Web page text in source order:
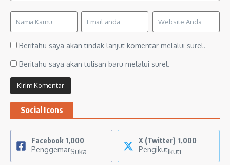
Beritahu saya akan tindak lanjut komentar melalui surel.
Beritahu saya akan tulisan baru melalui surel.
Social Icons
Facebook 1,000
PenggemarSuka
X (Twitter) 1,000
PengikutIkuti